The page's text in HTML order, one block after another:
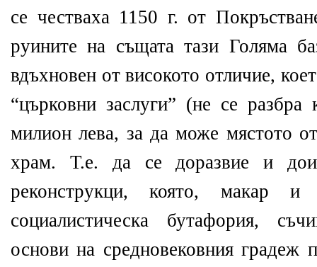
се честваха 1150 г. от
руините на същата тази Голяма
вдъхновен от високото отличие,
“църковни заслуги” (не се
милион лева, за да може мястото
храм. Т.е. да се доразвие и
реконструкци, която, макар и
социалистическа бутафория,
основи на средновековния градеж